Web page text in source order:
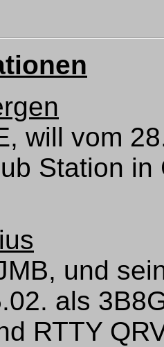
will vom
Station
und
als
RTTY